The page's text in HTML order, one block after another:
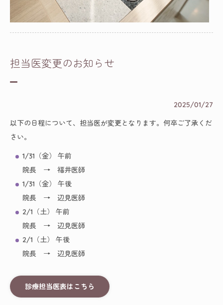
担当医変更のお知らせ
2025/01/27
以下の日程について、担当医が変更となります。何卒ご了承くだ
さい。
1/31（金） 午前
院長 → 福井医師
1/31（金） 午後
院長 → 辺見医師
2/1（土） 午前
院長 → 辺見医師
2/1（土） 午後
院長 → 辺見医師
診療担当医表はこちら